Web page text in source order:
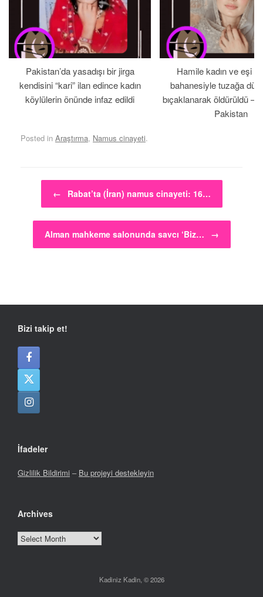
Pakistan’da yasadışı bir jirga
kendisini “kari” ilan edince kadın
köylülerin önünde infaz edildi
Hamile kadın ve eşi
bahanesiyle tuzağa
bıçaklanarak öldürüldü –
Pakistan
Posted in Araştırma, Namus cinayeti.
Post navigation
← Rabat’ta (İran) namus cinayeti: 16…
Alman mahkeme salonunda savcı ‘Biz… →
Bizi takip et!
İfadeler
Gizlilik Bildirimi – Bu projeyi destekleyin
Archives
Archives
Kadiniz Kadin, © 2026